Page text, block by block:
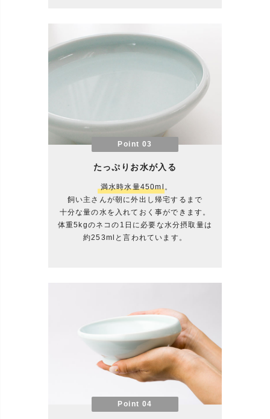
Point 03
たっぷりお水が入る
満水時水量450ml。
飼い主さんが朝に外出し帰宅するまで
十分な量の水を入れておく事ができます。
体重5kgのネコの1日に必要な水分摂取量は
約253mlと言われています。
Point 04